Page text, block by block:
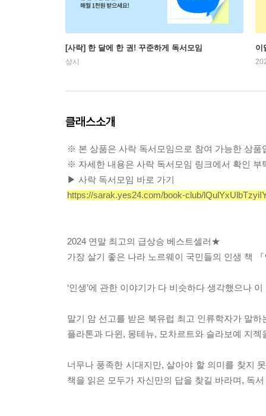
[사락] 한 달에 한 권! 꾸준하게 독서모임
상시
이
클래스소개
※ 본 상품은 사락 독서모임으로 참여 가능한 상품
※ 자세한 내용은 사락 독서모임 링크에서 확인 부
▶ 사락 독서모임 바로 가기
https://sarak.yes24.com/book-club/
2024 연말 최고의 급상승 베스트셀러★
가장 살기 좋은 나라 노르웨이 국민들의 인생 책
‘인생’에 관한 이야기가 다 비슷하다 생각했으나 이
말기 암 선고를 받은 북유럽 최고 인류학자가 말
플라톤과 다윈, 몽테뉴, 모차르트와 슬라보예 지젝
너무나 풍족한 시대지만, 살아야 할 의미를 찾지
책을 읽은 모두가 자신만의 답을 찾길 바라며, 독